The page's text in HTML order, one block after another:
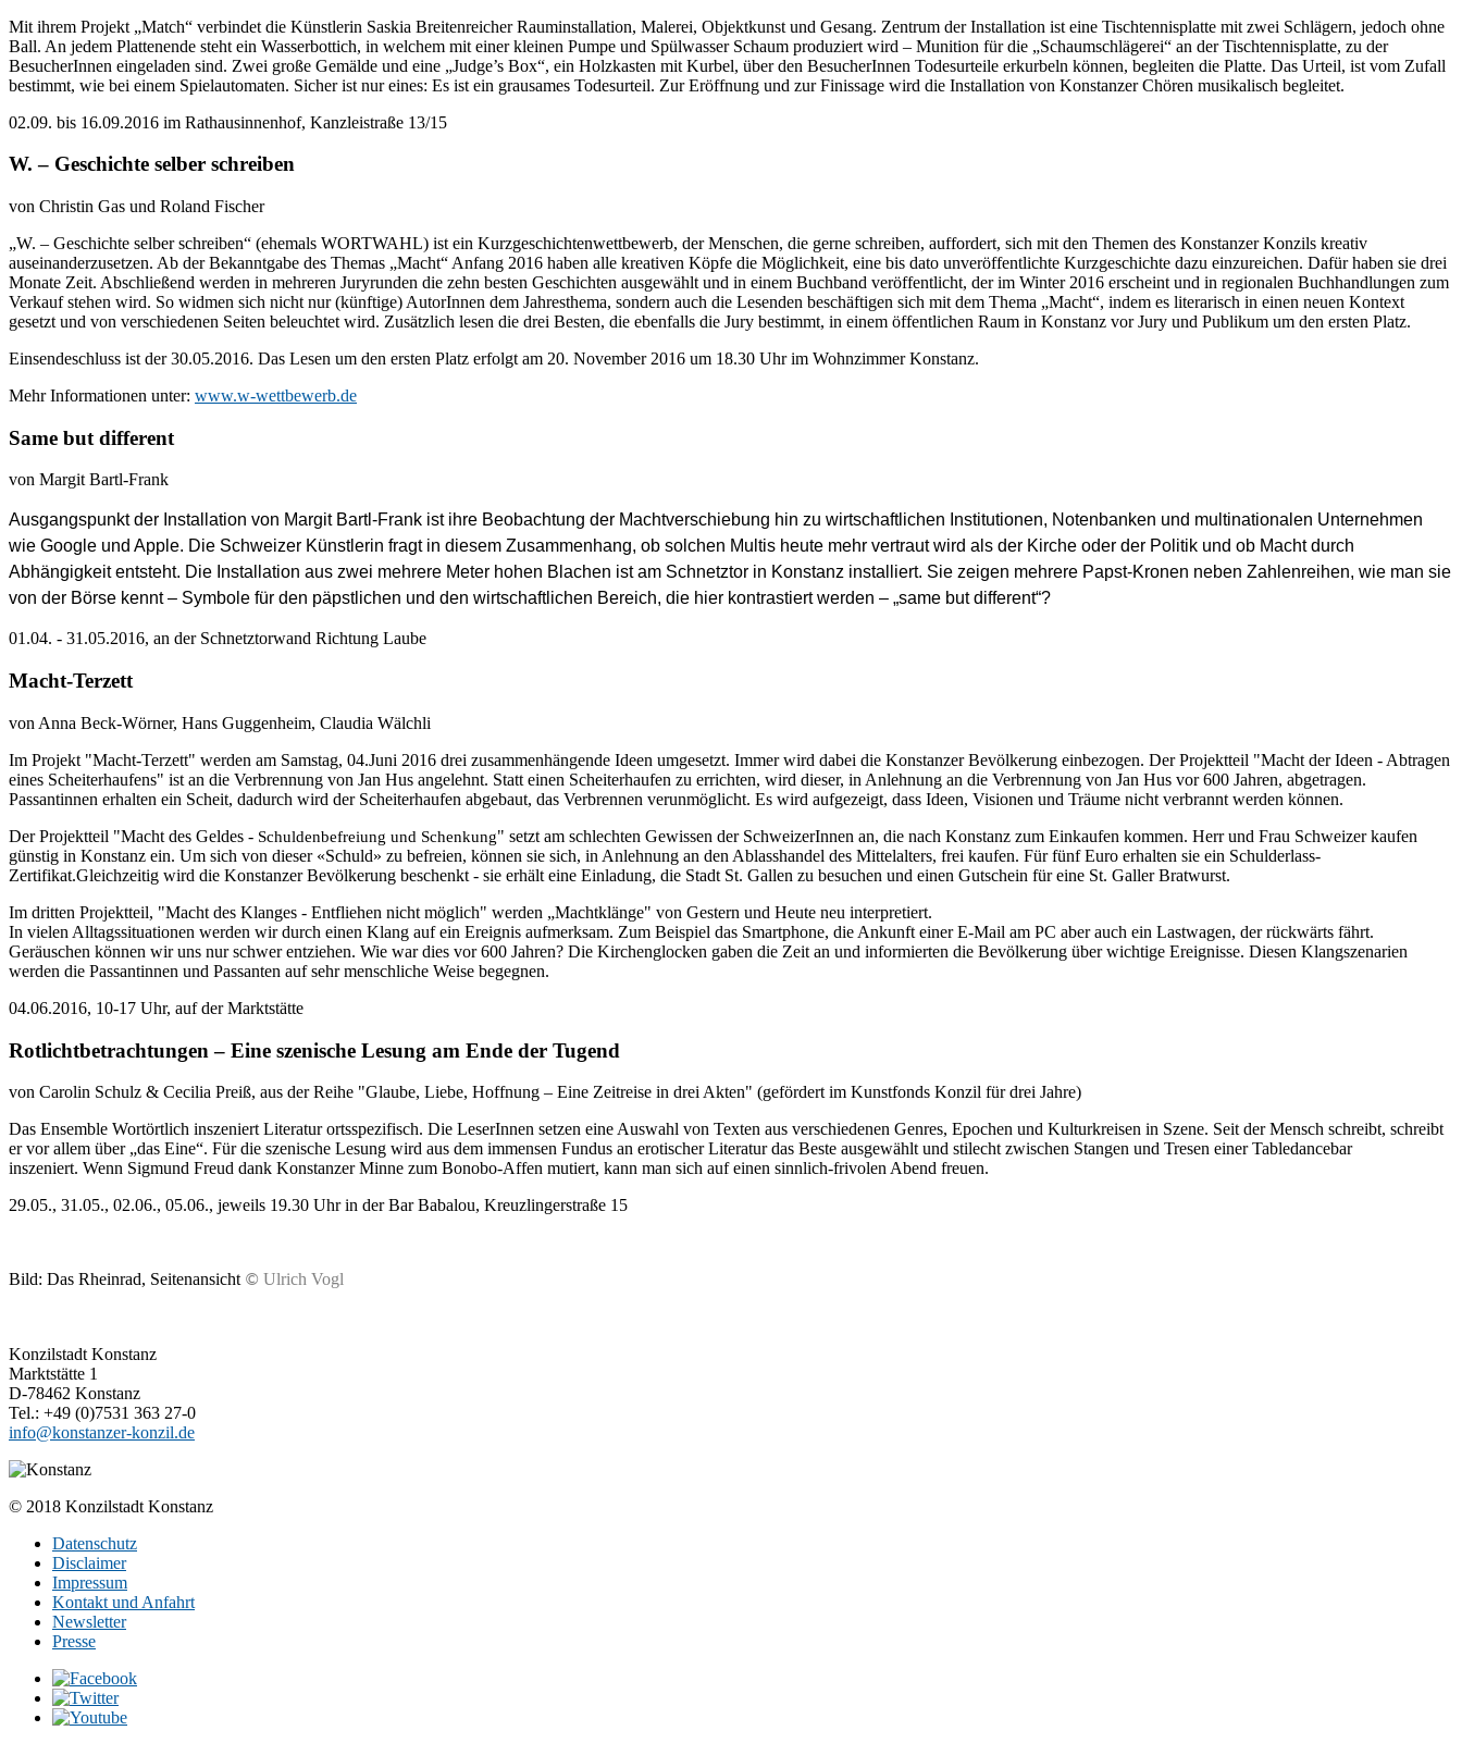
Mit ihrem Projekt „Match“ verbindet die Künstlerin Saskia Breitenreicher Rauminstallation, Malerei, Objektkunst und Gesang. Zentrum der Installation ist eine Tischtennisplatte mit zwei Schlägern, jedoch ohne
Ball. An jedem Plattenende steht ein Wasserbottich, in welchem mit einer kleinen Pumpe und Spülwasser Schaum produziert wird – Munition für die „Schaumschlägerei“ an der Tischtennisplatte, zu der
BesucherInnen eingeladen sind. Zwei große Gemälde und eine „Judge’s Box“, ein Holzkasten mit Kurbel, über den BesucherInnen Todesurteile erkurbeln können, begleiten die Platte. Das Urteil, ist vom Zufall
bestimmt, wie bei einem Spielautomaten. Sicher ist nur eines: Es ist ein grausames Todesurteil. Zur Eröffnung und zur Finissage wird die Installation von Konstanzer Chören musikalisch begleitet.
02.09. bis 16.09.2016 im Rathausinnenhof, Kanzleistraße 13/15
W. – Geschichte selber schreiben
von Christin Gas und Roland Fischer
„W. – Geschichte selber schreiben“ (ehemals WORTWAHL) ist ein Kurzgeschichtenwettbewerb, der Menschen, die gerne schreiben, auffordert, sich mit den Themen des Konstanzer Konzils kreativ
auseinanderzusetzen. Ab der Bekanntgabe des Themas „Macht“ Anfang 2016 haben alle kreativen Köpfe die Möglichkeit, eine bis dato unveröffentlichte Kurzgeschichte dazu einzureichen. Dafür haben sie drei
Monate Zeit. Abschließend werden in mehreren Juryrunden die zehn besten Geschichten ausgewählt und in einem Buchband veröffentlicht, der im Winter 2016 erscheint und in regionalen Buchhandlungen zum
Verkauf stehen wird. So widmen sich nicht nur (künftige) AutorInnen dem Jahresthema, sondern auch die Lesenden beschäftigen sich mit dem Thema „Macht“, indem es literarisch in einen neuen Kontext
gesetzt und von verschiedenen Seiten beleuchtet wird. Zusätzlich lesen die drei Besten, die ebenfalls die Jury bestimmt, in einem öffentlichen Raum in Konstanz vor Jury und Publikum um den ersten Platz.
Einsendeschluss ist der 30.05.2016. Das Lesen um den ersten Platz erfolgt am 20. November 2016 um 18.30 Uhrim Wohnzimmer Konstanz.
Mehr Informationen unter: www.w-wettbewerb.de
Same but different
von Margit Bartl-Frank
Ausgangspunkt der Installation von Margit Bartl-Frank ist ihre Beobachtung der Machtverschiebung hin zu wirtschaftlichen Institutionen, Notenbanken und multinationalen Unternehmen
wie Google und Apple. Die Schweizer Künstlerin fragt in diesem Zusammenhang, ob solchen Multis heute mehr vertraut wird als der Kirche oder der Politik und ob Macht durch
Abhängigkeit entsteht. Die Installation aus zwei mehrere Meter hohen Blachen ist am Schnetztor in Konstanz installiert. Sie zeigen mehrere Papst-Kronen neben Zahlenreihen, wie man sie
von der Börse kennt – Symbole für den päpstlichen und den wirtschaftlichen Bereich, die hier kontrastiert werden – „same but different“?
01.04. - 31.05.2016, an der Schnetztorwand Richtung Laube
Macht-Terzett
von Anna Beck-Wörner, Hans Guggenheim, Claudia Wälchli
Im Projekt "Macht-Terzett" werden am Samstag, 04.Juni 2016 drei zusammenhängende Ideen umgesetzt. Immer wird dabei die Konstanzer Bevölkerung einbezogen. Der Projektteil "Macht der Ideen - Abtragen
eines Scheiterhaufens" ist an die Verbrennung von Jan Hus angelehnt. Statt einen Scheiterhaufen zu errichten, wird dieser, in Anlehnung an die Verbrennung von Jan Hus vor 600 Jahren, abgetragen.
Passantinnen erhalten ein Scheit, dadurch wird der Scheiterhaufen abgebaut, das Verbrennen verunmöglicht. Es wird aufgezeigt, dass Ideen, Visionen und Träume nicht verbrannt werden können.
Der Projektteil "Macht des Geldes - Schuldenbefreiung und Schenkung" setzt am schlechten Gewissen der SchweizerInnen an, die nach Konstanz zum Einkaufen kommen. Herr und Frau Schweizer kaufen
günstig in Konstanz ein. Um sich von dieser «Schuld» zu befreien, können sie sich, in Anlehnung an den Ablasshandel des Mittelalters, frei kaufen. Für fünf Euro erhalten sie ein Schulderlass-
Zertifikat.Gleichzeitig wird die Konstanzer Bevölkerung beschenkt - sie erhält eine Einladung, die Stadt St. Gallen zu besuchen und einen Gutschein für eine St. Galler Bratwurst.
Im dritten Projektteil, "Macht des Klanges - Entfliehen nicht möglich" werden „Machtklänge" von Gestern und Heute neu interpretiert.
In vielen Alltagssituationen werden wir durch einen Klang auf ein Ereignis aufmerksam. Zum Beispiel das Smartphone, die Ankunft einer E-Mail am PC aber auch ein Lastwagen, der rückwärts fährt.
Geräuschen können wir uns nur schwer entziehen. Wie war dies vor 600 Jahren? Die Kirchenglocken gaben die Zeit an und informierten die Bevölkerung über wichtige Ereignisse. Diesen Klangszenarien
werden die Passantinnen und Passanten auf sehr menschliche Weise begegnen.
04.06.2016, 10-17 Uhr, auf der Marktstätte
Rotlichtbetrachtungen – Eine szenische Lesung am Ende der Tugend
von Carolin Schulz & Cecilia Preiß, aus der Reihe "Glaube, Liebe, Hoffnung – Eine Zeitreise in drei Akten" (gefördert im Kunstfonds Konzil für drei Jahre)
Das Ensemble Wortörtlich inszeniert Literatur ortsspezifisch. Die LeserInnen setzen eine Auswahl von Texten aus verschiedenen Genres, Epochen und Kulturkreisen in Szene. Seit der Mensch schreibt, schreibt
er vor allem über „das Eine“. Für die szenische Lesung wird aus dem immensen Fundus an erotischer Literatur das Beste ausgewählt und stilecht zwischen Stangen und Tresen einer Tabledancebar
inszeniert. Wenn Sigmund Freud dank Konstanzer Minne zum Bonobo-Affen mutiert, kann man sich auf einen sinnlich-frivolen Abend freuen.
29.05., 31.05., 02.06., 05.06., jeweils 19.30 Uhrin der Bar Babalou, Kreuzlingerstraße 15
Bild: Das Rheinrad, Seitenansicht © Ulrich Vogl
Schuldenbefreiung
und
Schenkung
Konzilstadt Konstanz
Marktstätte 1
D-78462 Konstanz
Tel.: +49 (0)7531 363 27-0
info@konstanzer-konzil.de
© 2018 Konzilstadt Konstanz
Datenschutz
Disclaimer
Impressum
Kontakt und Anfahrt
Newsletter
Presse